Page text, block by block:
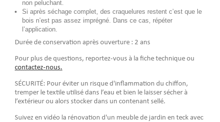
non peluchant.
Si après séchage complet, des craquelures restent c’est que le
bois n’est pas assez imprégné. Dans ce cas, répéter
l’application.
Durée de conservation après ouverture : 2 ans
Pour plus de questions, reportez-vous à la fiche technique ou
contactez-nous.
SÉCURITÉ: Pour éviter un risque d'inflammation du chiffon,
tremper le textile utilisé dans l’eau et bien le laisser sécher à
l’extérieur ou alors stocker dans un contenant sellé.
Suivez en vidéo la rénovation d'un meuble de jardin en teck avec